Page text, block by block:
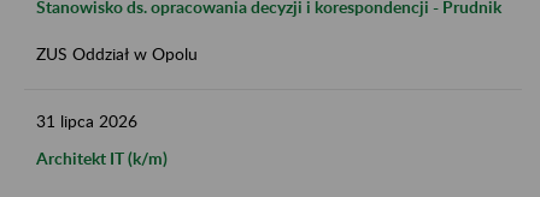
Stanowisko ds. opracowania decyzji i korespondencji - Prudnik
ZUS Oddział w Opolu
31 lipca 2026
Architekt IT (k/m)